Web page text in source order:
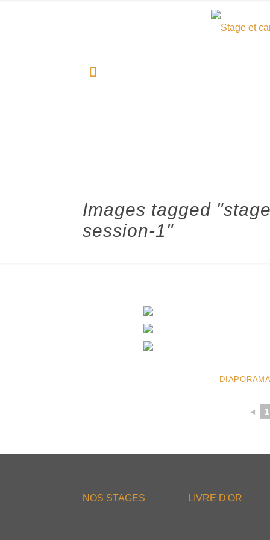
Images tagged
session-1"
◄ 1
NOS STAGES LIVRE D'OR